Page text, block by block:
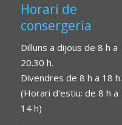
Horari de
consergeria
Dilluns a dijous de 8 h a
20.30 h.
Divendres de 8 h a 18 h.
(Horari d'estiu: de 8 h a
14 h)